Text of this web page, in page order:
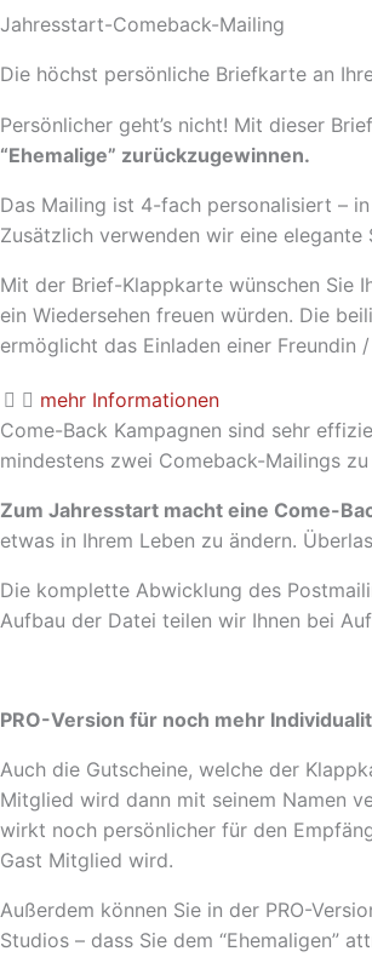
Jahresstart-Comeback-Mailing
Die höchst persönliche Briefkarte an
Persönlicher geht’s nicht! Mit dieser
“Ehemalige” zurückzugewinnen.
Das Mailing ist 4-fach personalisiert –
Zusätzlich verwenden wir eine elegante
Mit der Brief-Klappkarte wünschen Sie
ein Wiedersehen freuen würden. Die
ermöglicht das Einladen einer Freundin
mehr Informationen
Come-Back Kampagnen sind sehr
mindestens zwei Comeback-Mailings zu
Zum Jahresstart macht eine Come-
etwas in Ihrem Leben zu ändern.
Die komplette Abwicklung des
Aufbau der Datei teilen wir Ihnen bei
PRO-Version für noch mehr
Auch die Gutscheine, welche der
Mitglied wird dann mit seinem Namen
wirkt noch persönlicher für den
Gast Mitglied wird.
Außerdem können Sie in der PRO-
Studios – dass Sie dem “Ehemaligen”